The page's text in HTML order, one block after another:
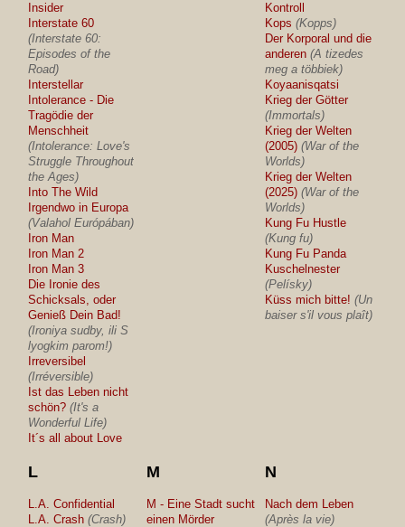
Insider
Interstate 60
(Interstate 60:
Episodes of the
Road)
Interstellar
Intolerance - Die
Tragödie der
Menschheit
(Intolerance: Love's
Struggle Throughout
the Ages)
Into The Wild
Irgendwo in Europa
(Valahol Európában)
Iron Man
Iron Man 2
Iron Man 3
Die Ironie des
Schicksals, oder
Genieß Dein Bad!
(Ironiya sudby, ili S
lyogkim parom!)
Irreversibel
(Irréversible)
Ist das Leben nicht
schön? (It's a
Wonderful Life)
It´s all about Love
Kontroll
Kops (Kopps)
Der Korporal und die
anderen (A tizedes
meg a többiek)
Koyaanisqatsi
Krieg der Götter
(Immortals)
Krieg der Welten
(2005) (War of the
Worlds)
Krieg der Welten
(2025) (War of the
Worlds)
Kung Fu Hustle
(Kung fu)
Kung Fu Panda
Kuschelnester
(Pelísky)
Küss mich bitte! (Un
baiser s'il vous plaît)
L
L.A. Confidential
L.A. Crash (Crash)
M
M - Eine Stadt sucht
einen Mörder
N
Nach dem Leben
(Après la vie)